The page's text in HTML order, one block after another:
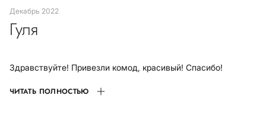
декабрь 2022
Гуля
Здравствуйте! Привезли комод, красивый! Спасибо!
ЧИТАТЬ ПОЛНОСТЬЮ